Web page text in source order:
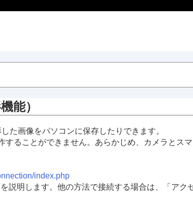
能）
た画像をパソコンに保存したりできます。
ることができません。あらかじめ、カメラとス
index.php
説明します。他の方法で接続する場合は、「アク